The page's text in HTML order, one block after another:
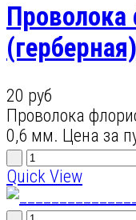
Проволока
20 руб
Проволока
0,6 мм. Цена за
Quick View